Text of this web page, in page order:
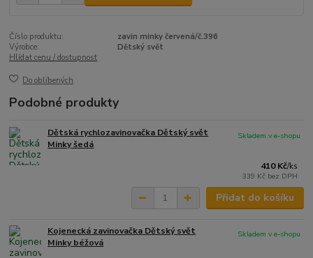
Číslo produktu:
zavin minky červená/č.396
Výrobce:
Dětský svět
Hlídat cenu / dostupnost
Do oblíbených
Podobné produkty
Dětská rychlozavinovačka Dětský svět
Minky šedá
410 Kč/ks
339 Kč bez DPH
Skladem v e-shopu
Přidat do košíku
Kojenecká zavinovačka Dětský svět
Minky béžová
Skladem v e-shopu